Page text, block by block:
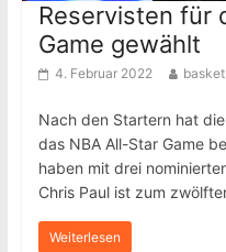
Reservisten für
Game gewählt
4. Februar 2022
Nach den Startern hat
das NBA All-Star Game
haben mit drei
Chris Paul ist zum
Weiterlesen